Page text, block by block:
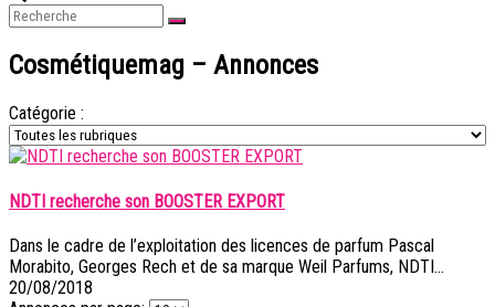
Cosmétiquemag – Annonces
Catégorie :
NDTI recherche son BOOSTER EXPORT
Dans le cadre de l’exploitation des licences de parfum Pascal
Morabito, Georges Rech et de sa marque Weil Parfums, NDTI…
20/08/2018